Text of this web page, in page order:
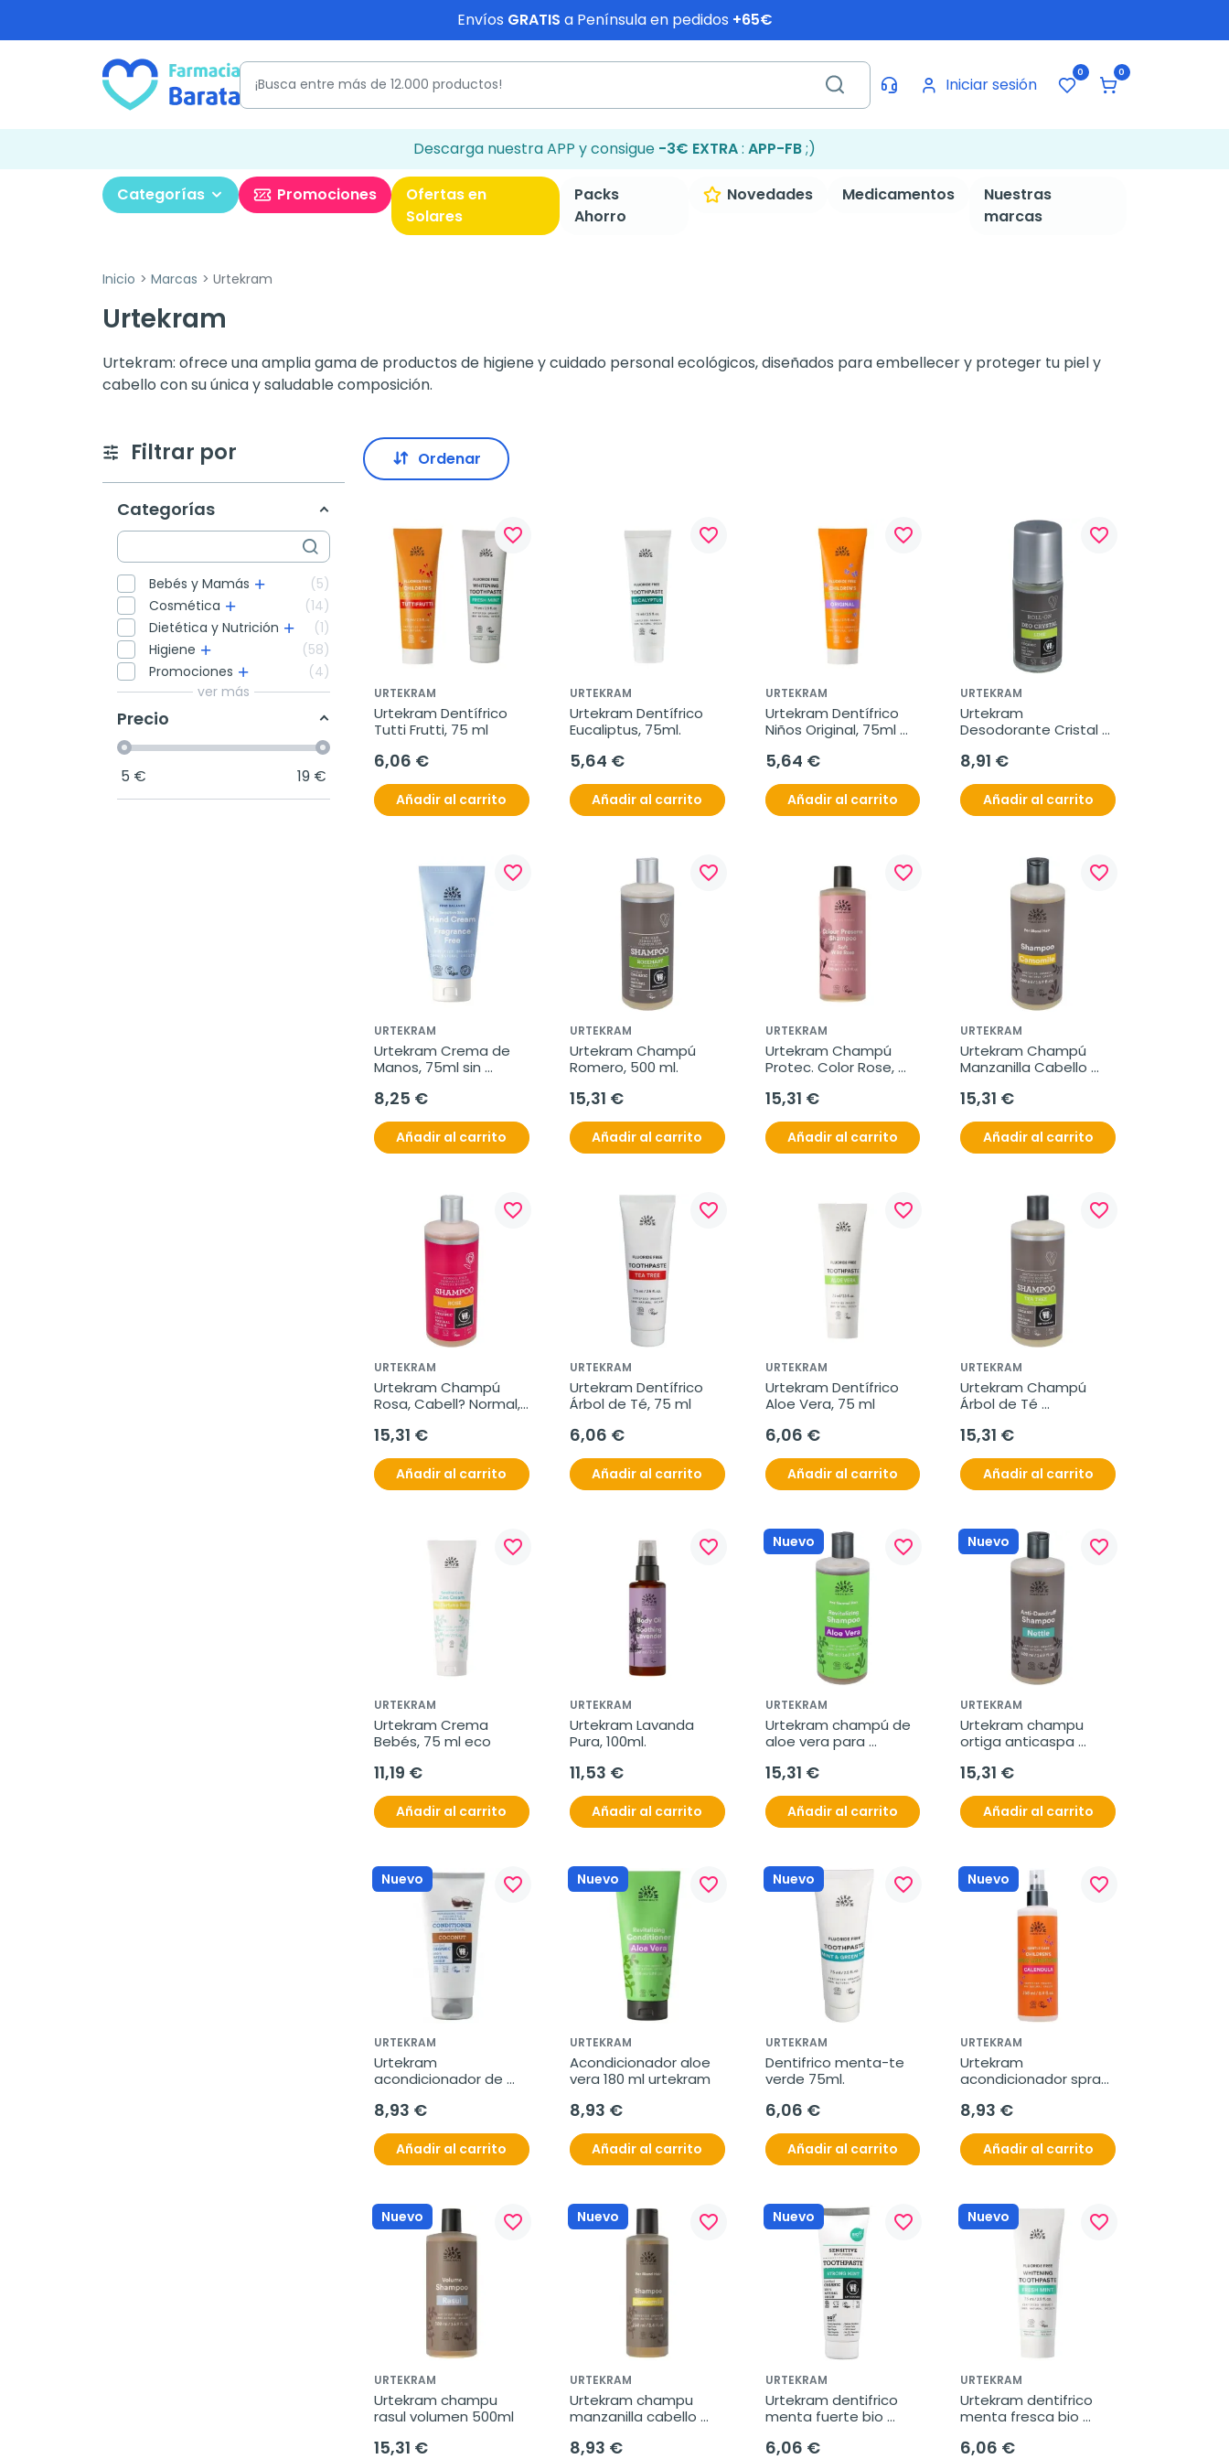
Envíos GRATIS a Península en pedidos +65€
Iniciar sesión
0 0
Descarga nuestra APP y consigue -3€ EXTRA: APP-FB;)
Categorías Promociones
Ofertas en
Solares
Packs
Ahorro
Novedades Medicamentos
Nuestras
marcas
Inicio Marcas Urtekram
Urtekram
Urtekram: ofrece una amplia gama de productos de higiene y cuidado personal ecológicos, diseñados para embellecer y proteger tu piel y
cabello con su única y saludable composición.
Filtrar por
Categorías
Bebés y Mamás
5
Cosmética
14
Dietética y Nutrición
1
Higiene
58
Promociones
4
ver más
Precio
5 € 19 €
Ordenar
favorite_border
URTEKRAM
Urtekram Dentífrico
Tutti Frutti, 75 ml
6,06 €
Añadir al carrito
favorite_border
URTEKRAM
Urtekram Dentífrico
Eucaliptus, 75ml.
5,64 €
Añadir al carrito
favorite_border
URTEKRAM
Urtekram Dentífrico
Niños Original, 75ml
5,64 €
Añadir al carrito
favorite_border
URTEKRAM
Urtekram
Desodorante Cristal
8,91 €
Añadir al carrito
favorite_border
URTEKRAM
Urtekram Crema de
Manos, 75ml sin
8,25 €
Añadir al carrito
favorite_border
URTEKRAM
Urtekram Champú
Romero, 500 ml.
15,31 €
Añadir al carrito
favorite_border
URTEKRAM
Urtekram Champú
Protec. Color Rose,
15,31 €
Añadir al carrito
favorite_border
URTEKRAM
Urtekram Champú
Manzanilla Cabello
15,31 €
Añadir al carrito
favorite_border
URTEKRAM
Urtekram Champú
Rosa, Cabell? Normal,
15,31 €
Añadir al carrito
favorite_border
URTEKRAM
Urtekram Dentífrico
Árbol de Té, 75 ml
6,06 €
Añadir al carrito
favorite_border
URTEKRAM
Urtekram Dentífrico
Aloe Vera, 75 ml
6,06 €
Añadir al carrito
favorite_border
URTEKRAM
Urtekram Champú
Árbol de Té
15,31 €
Añadir al carrito
favorite_border
URTEKRAM
Urtekram Crema
Bebés, 75 ml eco
11,19 €
Añadir al carrito
favorite_border
URTEKRAM
Urtekram Lavanda
Pura, 100ml.
11,53 €
Añadir al carrito
Nuevo favorite_border
URTEKRAM
Urtekram champú de
aloe vera para
500ml
15,31 €
Añadir al carrito
Nuevo favorite_border
URTEKRAM
Urtekram champu
ortiga anticaspa
15,31 €
Añadir al carrito
Nuevo favorite_border
URTEKRAM
Urtekram
acondicionador de
8,93 €
Añadir al carrito
Nuevo favorite_border
URTEKRAM
Acondicionador aloe
vera 180 ml urtekram
8,93 €
Añadir al carrito
Nuevo favorite_border
URTEKRAM
Dentifrico menta-te
verde 75ml.
6,06 €
Añadir al carrito
Nuevo favorite_border
URTEKRAM
Urtekram
acondicionador spray
8,93 €
Añadir al carrito
Nuevo favorite_border
URTEKRAM
Urtekram champu
rasul volumen 500ml
15,31 €
Nuevo favorite_border
URTEKRAM
Urtekram champu
manzanilla cabello
8,93 €
Nuevo favorite_border
URTEKRAM
Urtekram dentifrico
menta fuerte bio
6,06 €
Nuevo favorite_border
URTEKRAM
Urtekram dentifrico
menta fresca bio
6,06 €